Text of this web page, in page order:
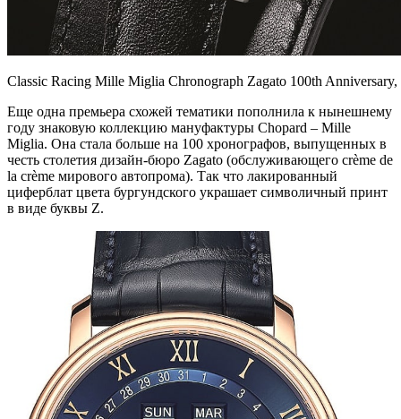
Classic Racing Mille Miglia Chronograph Zagato 100th Anniversary,
Еще одна премьера схожей тематики пополнила к нынешнему
году знаковую коллекцию мануфактуры Chopard – Mille
Miglia. Она стала больше на 100 хронографов, выпущенных в
честь столетия дизайн-бюро Zagato (обслуживающего crème de
la crème мирового автопрома). Так что лакированный
циферблат цвета бургундского украшает символичный принт
в виде буквы Z.